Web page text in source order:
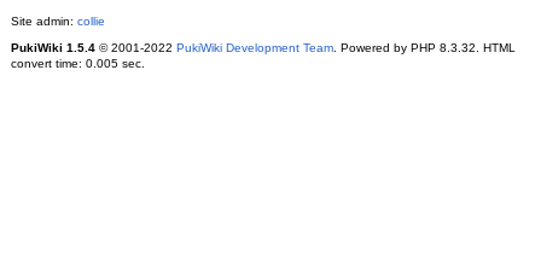
Site admin: collie
PukiWiki 1.5.4© 2001-2022 PukiWiki Development Team. Powered by PHP 8.3.32. HTML
convert time: 0.005 sec.